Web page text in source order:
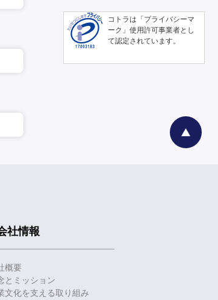
コトラは「プライバシーマ
ーク」使用許可事業者とし
て認定されています。
社情報
概要
とミッション
文化を支える取り組み